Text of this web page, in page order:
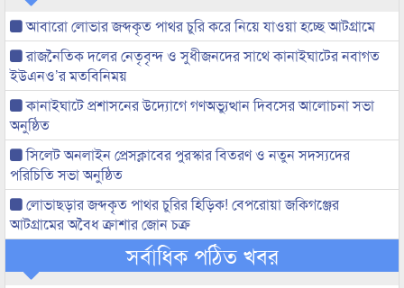
আবারো লোভার জব্দকৃত পাথর চুরি করে নিয়ে যাওয়া হচ্ছে আটগ্রামে
রাজনৈতিক দলের নেতৃবৃন্দ ও সুধীজনদের সাথে কানাইঘাটের নবাগত
ইউএনও’র মতবিনিময়
কানাইঘাটে প্রশাসনের উদ্যোগে গণঅভ্যুত্থান দিবসের আলোচনা সভা
অনুষ্ঠিত
সিলেট অনলাইন প্রেসক্লাবের পুরস্কার বিতরণ ও নতুন সদস্যদের
পরিচিতি সভা অনুষ্ঠিত
লোভাছড়ার জব্দকৃত পাথর চুরির হিড়িক! বেপরোয়া জকিগঞ্জের
আটগ্রামের অবৈধ ক্রাশার জোন চক্র
সর্বাধিক পঠিত খবর